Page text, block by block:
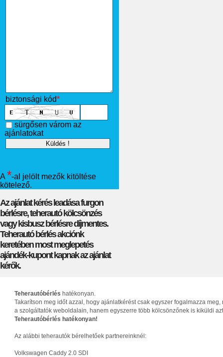
biztonsági kód*
sürgősen várom az
ajánlatokat
A *-al jelölt mezők kitöltése
kötelező.
Az ajánlat kérés leadása furgon
bérlésre, teherautó kölcsönzés
vagy kisbusz bérlésre díjmentes.
Teherautó bérlés akciónk
keretében most meglepetés
ajándék-kupont kapnak az ajánlat
kérők.
Teherautóbérlés hatékonyan.
Takarítson meg időt azzal, hogy ajánlatkérést csak egyszer fogalmazza
a szolgáltatók weboldalain, hanem egyszerre több kölcsönzőnek is kiküldi
Teherautóbérlés hatékonyan!
Az alábbi teherautók bérelhetőek partnereinknél:
Volkswagen Caddy 2.0 SDI